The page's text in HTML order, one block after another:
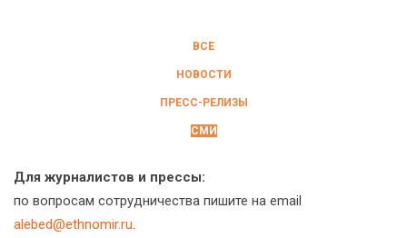
ВСЕ
НОВОСТИ
ПРЕСС-РЕЛИЗЫ
СМИ
Для журналистов и прессы:
по вопросам сотрудничества пишите на email
alebed@ethnomir.ru.